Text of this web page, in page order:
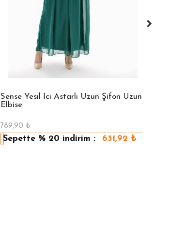
Sense Yesıl İci Astarlı Uzun Şifon Uzun
Elbise
789,90 ₺
Sepette % 20 indirim : 631,92 ₺